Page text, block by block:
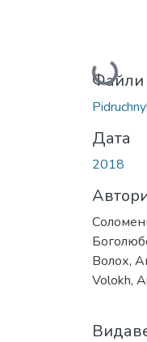
Файли
Дата
2018
Волох,
Volokh,